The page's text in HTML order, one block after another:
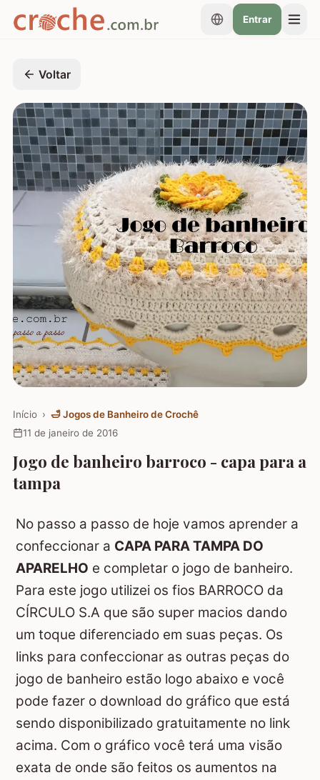
Entrar
Voltar
Início › 🛁 Jogos de Banheiro de Crochê
11 de janeiro de 2016
Jogo de banheiro barroco - capa para a
tampa
No passo a passo de hoje vamos aprender a
confeccionar a CAPA PARA TAMPA DO
APARELHO e completar o jogo de banheiro.
Para este jogo utilizei os fios BARROCO da
CÍRCULO S.A que são super macios dando
um toque diferenciado em suas peças. Os
links para confeccionar as outras peças do
jogo de banheiro estão logo abaixo e você
pode fazer o download do gráfico que está
sendo disponibilizado gratuitamente no link
acima. Com o gráfico você terá uma visão
exata de onde são feitos os aumentos na